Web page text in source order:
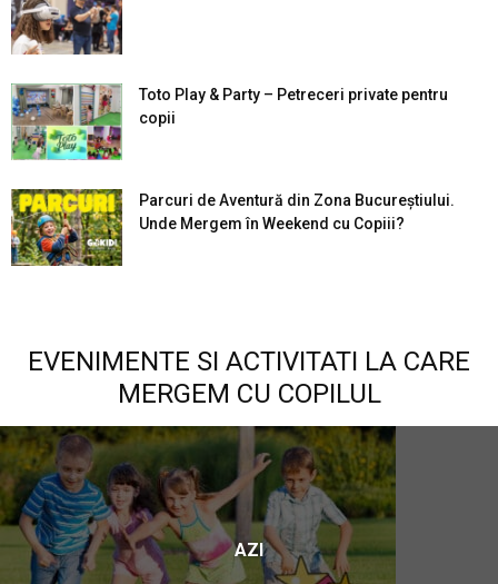
Toto Play & Party – Petreceri private pentru
copii
Parcuri de Aventură din Zona Bucureştiului.
Unde Mergem în Weekend cu Copiii?
EVENIMENTE SI ACTIVITATI LA CARE
MERGEM CU COPILUL
AZI